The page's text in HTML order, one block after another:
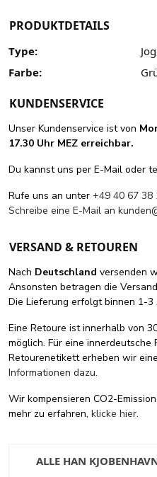
PRODUKTDETAILS
Type:
Farbe:
KUNDENSERVICE
Unser Kundenservice ist von
17.30 Uhr MEZ erreichbar.
Du kannst uns per E-Mail oder
Rufe uns an unter +49 40 67 38
Schreibe eine E-Mail an
VERSAND & RETOUREN
Nach Deutschland versenden
Ansonsten betragen die
Die Lieferung erfolgt binnen 1-3
Eine Retoure ist innerhalb von
möglich. Für eine
Retourenetikett erheben wir
Informationen dazu.
Wir kompensieren CO2-
mehr zu erfahren, klicke hier.
ALLE HAN